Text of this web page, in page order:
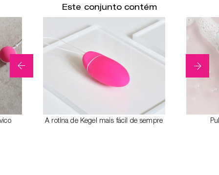
Este conjunto contém
A rotina de Kegel mais fácil de sempre